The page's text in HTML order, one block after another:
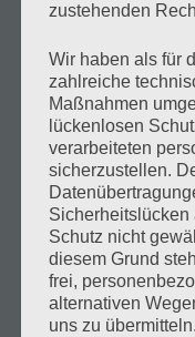
zustehenden
Wir haben als für
zahlreiche
Maßnahmen
lückenlosen
verarbeiteten
sicherzustellen.
Sicherheitslücken
Schutz nicht
diesem Grund
frei,
alternativen
uns zu übermitteln.